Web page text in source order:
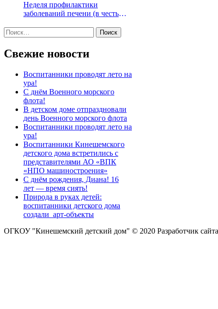
Неделя профилактики
заболеваний печени (в честь
Найти:
Свежие новости
Воспитанники проводят лето на
ура!
С днём Военного морского
флота!
В детском доме отпраздновали
день Военного морского флота
Воспитанники проводят лето на
ура!
Воспитанники Кинешемского
детского дома встретились с
представителями АО «ВПК
«НПО машиностроения»
С днём рождения, Диана! 16
лет — время сиять!
Природа в руках детей:
воспитанники детского дома
создали арт-объекты
ОГКОУ "Кинешемский детский дом" © 2020 Разработчик